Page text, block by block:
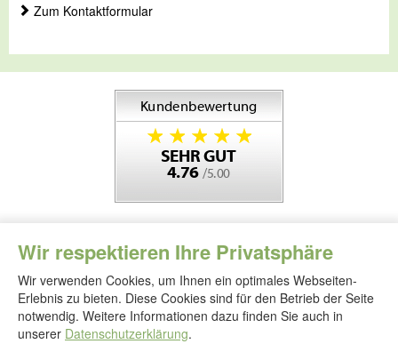
Wir respektieren Ihre Privatsphäre
Wir verwenden Cookies, um Ihnen ein optimales Webseiten-
Erlebnis zu bieten. Diese Cookies sind für den Betrieb der Seite
notwendig. Weitere Informationen dazu finden Sie auch in
unserer Datenschutzerklärung.
Zum Kontaktformular
Folgen